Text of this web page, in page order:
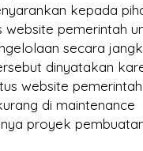
kepada
website pemerintah
secara
dinyatakan
website pemerintah
di maintenance
proyek
SSL